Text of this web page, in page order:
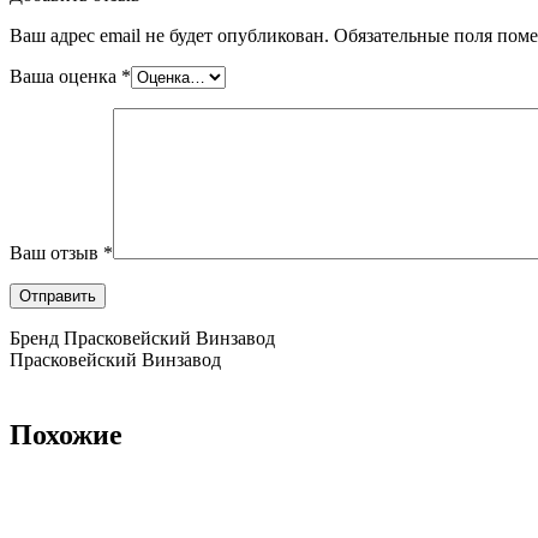
Ваш адрес email не будет опубликован. Обязательные поля
Ваша оценка *
Ваш отзыв *
Бренд Прасковейский Винзавод
Прасковейский Винзавод
Похожие